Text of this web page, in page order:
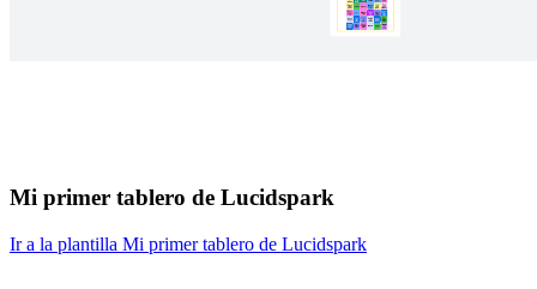
Mi primer tablero de Lucidspark
Ir a la plantilla Mi primer tablero de Lucidspark